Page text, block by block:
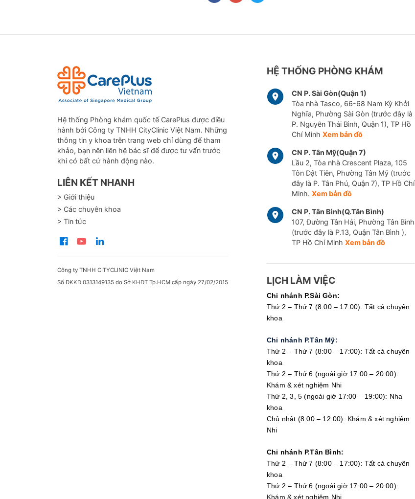
Hệ thống Phòng khám quốc tế CarePlus được điều
hành bởi Công ty TNHH CityClinic Việt Nam. Những
thông tin y khoa trên trang web chỉ dùng để tham
khảo, bạn nên liên hệ bác sĩ để được tư vấn trước
khi có bất cứ hành động nào.
LIÊN KẾT NHANH
> Giới thiệu
> Các chuyên khoa
> Tin tức
Công ty TNHH CITYCLINIC Việt Nam
Số ĐKKD 0313149135 do Sở KHĐT Tp.HCM cấp ngày 27/02/2015
HỆ THỐNG PHÒNG KHÁM
CN P. Sài Gòn(Quận 1)
Tòa nhà Tasco, 66-68 Nam Kỳ Khởi
Nghĩa, Phường Sài Gòn (trước đây là
P. Nguyễn Thái Bình, Quận 1), TP Hồ
Chí Minh Xem bản đồ
CN P. Tân Mỹ(Quận 7)
Lầu 2, Tòa nhà Crescent Plaza, 105
Tôn Dật Tiên, Phường Tân Mỹ (trước
đây là P. Tân Phú, Quận 7), TP Hồ Chí
Minh. Xem bản đồ
CN P. Tân Bình(Q.Tân Bình)
107, Đường Tân Hải, Phường Tân Bình
(trước đây là P.13, Quận Tân Bình ),
TP Hồ Chí Minh Xem bản đồ
LỊCH LÀM VIỆC
Chi nhánh P.Sài Gòn:
Thứ 2 – Thứ 7 (8:00 – 17:00): Tất cả chuyên
khoa
Chi nhánh P.Tân Mỹ:
Thứ 2 – Thứ 7 (8:00 – 17:00): Tất cả chuyên
khoa
Thứ 2 – Thứ 6 (ngoài giờ 17:00 – 20:00):
Khám & xét nghiệm Nhi
Thứ 2, 3, 5 (ngoài giờ 17:00 – 19:00): Nha
khoa
Chủ nhật (8:00 – 12:00): Khám & xét nghiệm
Nhi
Chi nhánh P.Tân Bình:
Thứ 2 – Thứ 7 (8:00 – 17:00): Tất cả chuyên
khoa
Thứ 2 – Thứ 6 (ngoài giờ 17:00 – 20:00):
Khám & xét nghiệm Nhi